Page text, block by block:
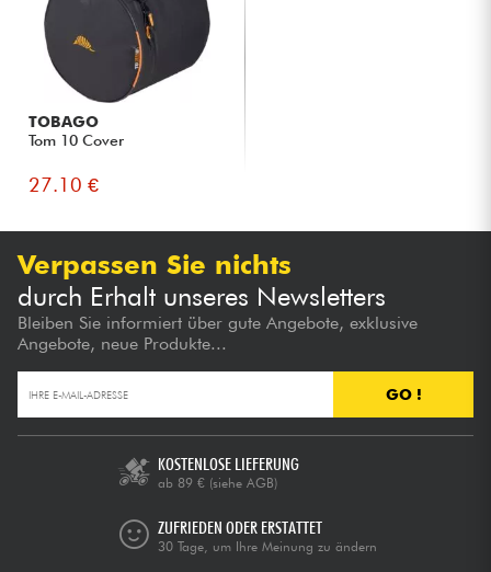
TOBAGO
Tom 10 Cover
27.10 €
Verpassen Sie nichts
durch Erhalt unseres Newsletters
Bleiben Sie informiert über gute Angebote, exklusive
Angebote, neue Produkte...
GO !
KOSTENLOSE LIEFERUNG
ab 89 € (siehe AGB)
ZUFRIEDEN ODER ERSTATTET
30 Tage, um Ihre Meinung zu ändern